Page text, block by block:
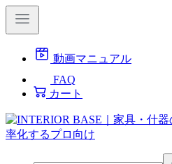
動画マニュアル
FAQ
カート